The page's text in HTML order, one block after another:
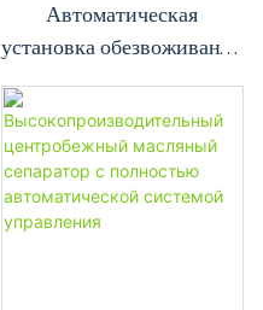
Автоматическая
установка обезвоживания
трансформаторного масла
ZYD-200. Установка для
очистки масла.